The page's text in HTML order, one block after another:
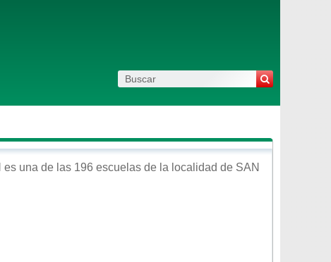
es una de las 196 escuelas de la localidad de SAN